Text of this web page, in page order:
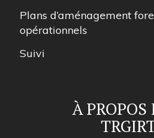
Plans d’aménagement
opérationnels
Suivi
À PROPOS